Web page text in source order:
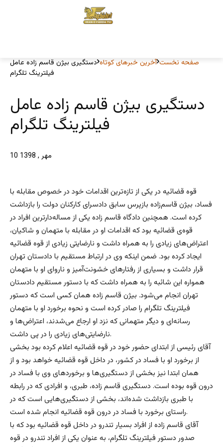
صفحه نخست آخرین خبرهای کوتاه دستگیری بیژن قاسم زاده عامل
فیلترینگ تلگرام
دستگیری بیژن قاسم زاده عامل
فیلترینگ تلگرام
10 مهر , 1398
قوه قضائيه در یکی از تازه‌ترین اقدامات خود در خصوص مقابله با
فساد، بیژن قاسم‌زاده بازپرس سابق دادسرای کارکنان دولت را بازداشت
کرده است. همچنین دادگاه قاسم زاده یکی از مساله‌دارترین افراد در
قوه‌ی قضائیه بود که اقدامات او در مقابله با متهمان و شاکیان،
اعتراض‌های زیادی را به همراه داشت و نارضایتی زیادی از قوه قضائیه
ایجاد کرده بود. ضمن اینکه وی در ارتباط مستقیم با دادستان تهران
قرار داشت و بسیاری از رفتارهای خشونت‌آمیز و ناروای او با متهمان
همواره این شائبه را به همراه داشت که با دستور مستقیم دادستان
تهران انجام می‌شود. بیژن قاسم زاده همان کسی است که دستور
فیلترینگ تلگرام را صادر کرده است و نحوه برخورد او با متهمان
رسانه‌ای و دیگر متهمانی که نزد او ارجاع می‌شدند، اعتراض‌ها و
نارضایتی‌های زیادی را در پی داشت.
آقای رئيسی از ابتدای حضور خود در قوه قضائیه اعلام کرده بود بخشی
از برخورد او با فساد در کشور، در داخل قوه قضائیه خواهد بود و از
همان ابتدا نیز بخشی از دستگیری‌ها و برخوردهای وی با فساد در
درون قوه بوده است. دستگیری قاسم زاده، طبری، و افرادی که در رابطه
با طبری بازداشت شده‌اند، بخشی از دستگیری‌هایی است که در
راستای برخورد با فساد در درون قوه قضائیه انجام شده است.
آقای قاسم زاده از افراد بسیار تندرو در داخل قوه قضائیه بود که با
صدور دستور فیلترینگ تلگرام، به عنوان یکی از افراد تندرو در قوه